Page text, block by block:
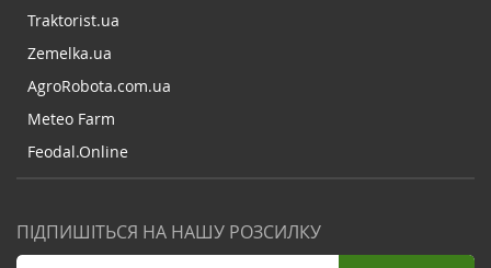
Traktorist.ua
Zemelka.ua
AgroRobota.com.ua
Meteo Farm
Feodal.Online
ПІДПИШІТЬСЯ НА НАШУ РОЗСИЛКУ